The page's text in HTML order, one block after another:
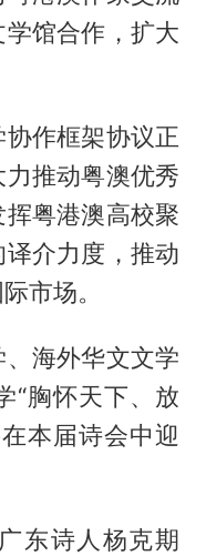
馆合作，扩大
作框架协议正
推动粤澳优秀
粤港澳高校聚
介力度，推动
市场。
海外华文文学
“胸怀天下、放
本届诗会中迎
东诗人杨克期